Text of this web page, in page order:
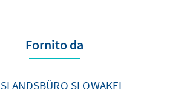
Fornito da
SLOWAKEI